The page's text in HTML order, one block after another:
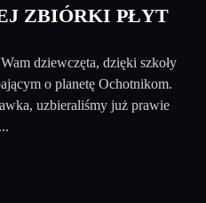
ZBIÓRKI PŁYT
dziewczęta, dzięki szkoły
o planetę Ochotnikom.
uzbieraliśmy już prawie